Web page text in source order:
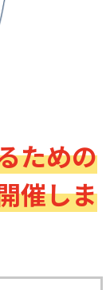
ための
催しま